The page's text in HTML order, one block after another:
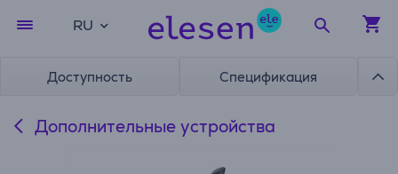
RU
Доступность Спецификация
Дополнительные устройства